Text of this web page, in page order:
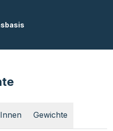
Gewichte